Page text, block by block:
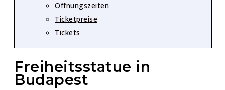
Öffnungszeiten
Ticketpreise
Tickets
Freiheitsstatue in
Budapest